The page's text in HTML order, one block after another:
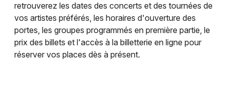
retrouverez les dates des concerts et des tournées de
vos artistes préférés, les horaires d'ouverture des
portes, les groupes programmés en première partie, le
prix des billets et l'accès à la billetterie en ligne pour
réserver vos places dès à présent.